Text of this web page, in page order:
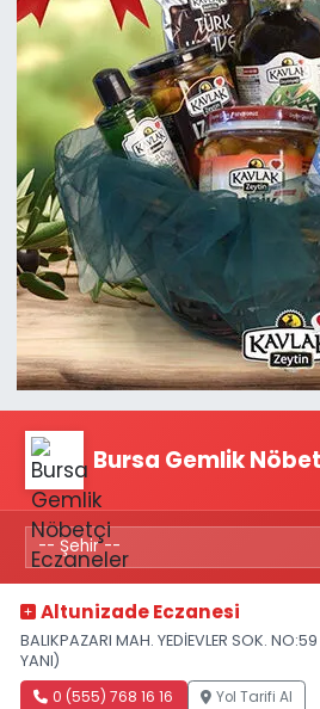
Bursa Gemlik
Altunizade Eczanesi
BALIKPAZARI MAH. YEDİEVLER SOK.
YANI)
0 (555) 768 16 16 Yol Tarifi Al